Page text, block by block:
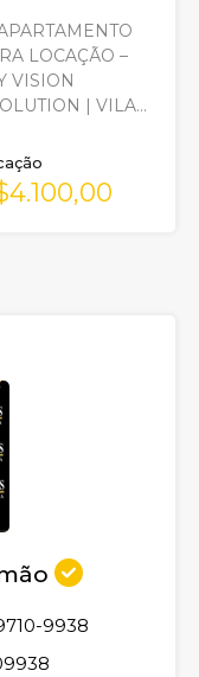
LOCAÇÃO –
VISION
| VILA…
9938